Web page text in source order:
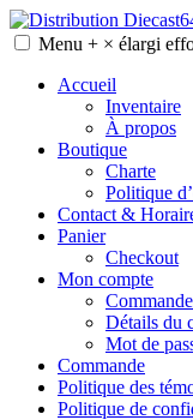
Skip
to
Distribution Diecast64
Une passion, un mode
Menu + × élargi
Accueil
Inventaire
À propos
Boutique
Charte
Politique
Contact &
Panier
Checkout
Mon compte
Détails du
Mot de
Commande
Politique des
Politique de